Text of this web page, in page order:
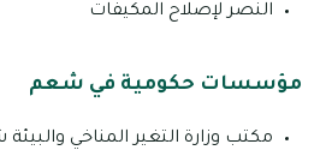
النصر لإصلاح المكيفات
مؤسسات حكومية في شعم
مكتب وزارة التغير المناخي